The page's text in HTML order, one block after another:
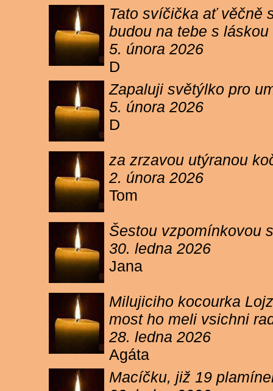
Tato svíčička ať věčně
budou na tebe s
5. února 2026
D
Zapaluji světýlko pro
5. února 2026
D
za zrzavou utýranou
2. února 2026
Tom
Šestou vzpomínkovou
30. ledna 2026
Jana
Milujiciho kocourka
most ho meli vsichni
28. ledna 2026
Agáta
Macíčku, již 19